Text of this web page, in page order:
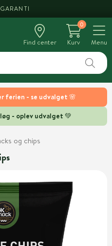
ferien - se udvalget 🌸
- oplev udvalget 💚
Find center
0
Kurv
Menu
og chips